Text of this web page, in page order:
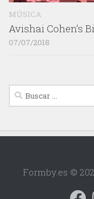
MÚSICA
Avishai Cohen’s
07/07/2018
Buscar:
Formby.es ©